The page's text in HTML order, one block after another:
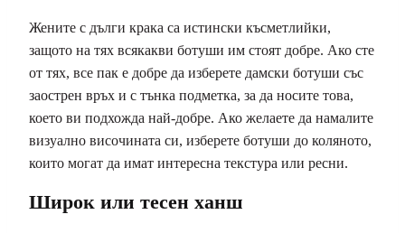
Жените с дълги крака са истински късметлийки,
защото на тях всякакви ботуши им стоят добре. Ако сте
от тях, все пак е добре да изберете дамски ботуши със
заострен връх и с тънка подметка, за да носите това,
което ви подхожда най-добре. Ако желаете да намалите
визуално височината си, изберете ботуши до коляното,
които могат да имат интересна текстура или ресни.
Широк или тесен ханш